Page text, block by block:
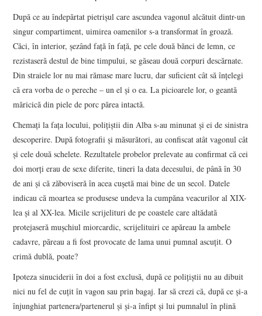
După ce au îndepărtat pietrişul care ascundea vagonul alcătuit dintr-un
singur compartiment, uimirea oamenilor s-a transformat în groază.
Căci, în interior, șezând faţă în faţă, pe cele două bănci de lemn, ce
rezistaseră destul de bine timpului, se găseau două corpuri descărnate.
Din straiele lor nu mai rămase mare lucru, dar suficient cât să înţelegi
că era vorba de o pereche – un el şi o ea. La picioarele lor, o geantă
măricică din piele de porc părea intactă.
Chemaţi la faţa locului, poliţiştii din Alba s-au minunat şi ei de sinistra
descoperire. După fotografii şi măsurători, au confiscat atât vagonul cât
şi cele două schelete. Rezultatele probelor prelevate au confirmat că cei
doi morţi erau de sexe diferite, tineri la data decesului, de până în 30
de ani şi că zăboviseră în acea cuşetă mai bine de un secol. Datele
indicau că moartea se produsese undeva la cumpăna veacurilor al XIX-
lea şi al XX-lea. Micile scrijelituri de pe coastele care altădată
protejaseră muşchiul miorcardic, scrijelituiri ce apăreau la ambele
cadavre, păreau a fi fost provocate de lama unui pumnal ascuţit. O
crimă dublă, poate?
Ipoteza sinuciderii în doi a fost exclusă, după ce poliţiştii nu au dibuit
nici nu fel de cuţit în vagon sau prin bagaj. Iar să crezi că, după ce şi-a
înjunghiat partenera/partenerul şi şi-a înfipt şi lui pumnalul în plină